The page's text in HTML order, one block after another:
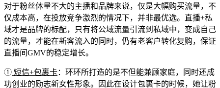
对于粉丝体量不大的主播和品牌来说，仅是大幅购买流量，不
仅成本高，在投放竞争激烈的情况下，并非最优选。直播+私
域才是品牌的标配，只有将公域流量引流到私域中，变成自己
的流量，才能在新客流入的同时，仍有老客户转化复购，保证
直播间GMV的稳定增长。
① 短信+包裹卡：环环所打造的是不但能兼顾家庭，同时还成
功创业的励志新女性形象。因此在设计包裹卡的时候，她让粉